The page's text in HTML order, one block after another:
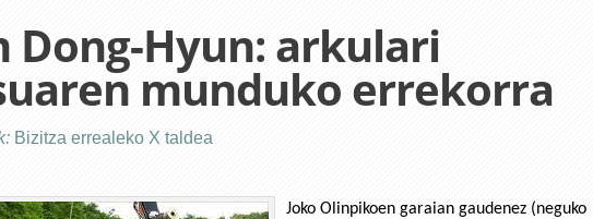
Dong-Hyun: arkulari
munduko errekorra
Bizitza errealeko X taldea
Joko Olinpikoen garaian gaudenez (neguko